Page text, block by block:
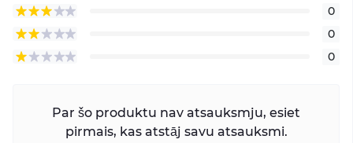
0
0
0
Par šo produktu nav atsauksmju, esiet
pirmais, kas atstāj savu atsauksmi.